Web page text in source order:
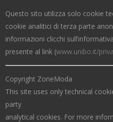
Questo sito utilizza solo cookie
cookie analitici di terza parte
informazioni clicchi sull’informativa
presente al link (www.unibo.it/
Copyright ZoneModa
This site uses only technical
party
analytical cookies. For more